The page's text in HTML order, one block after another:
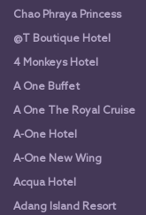
Chao Phraya Princess
@T Boutique Hotel
4 Monkeys Hotel
A One Buffet
A One The Royal Cruise
A-One Hotel
A-One New Wing
Acqua Hotel
Adang Island Resort